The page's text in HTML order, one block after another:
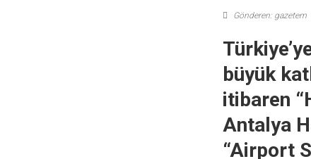
Gönderen: gazetem
büyük
itibaren
Antalya
“Airport